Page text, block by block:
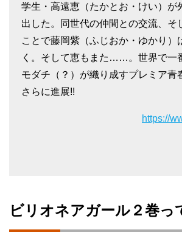
学生・高遠恵（たかとお・けい）が
出した。同世代の仲間との交流、そ
ことで藤岡紫（ふじおか・ゆかり）
く。そして恵もまた……。世界で一
モダチ（？）が織り成すプレミア青
さらに進展!!
https://
ビリオネアガール２巻っ